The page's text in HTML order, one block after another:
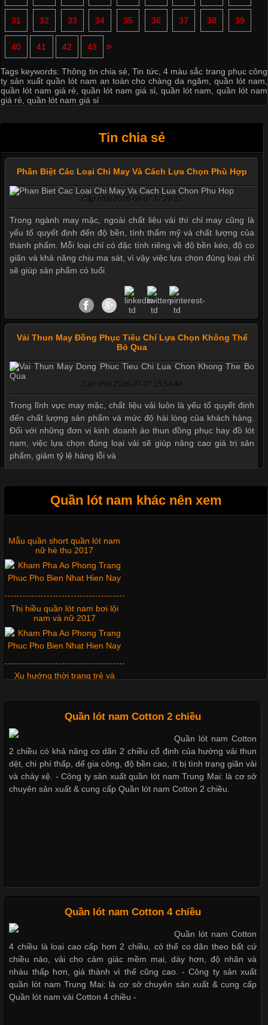
31 32 33 34 35 36 37 38 39
40 41 42 43 »
Tags keywords:Thông tin chia sẻ,Tin tức, 4 màu sắc trang phục công
ty sản xuất quần lót nam an toàn cho chàng da ngăm,quần lót nam,
quần lót nam giá rẻ,quần lót nam giá sỉ, quần lót nam,quần lót nam
giá rẻ, quần lót nam giá sỉ
Tin chia sẻ
Phân Biệt Các Loại Chỉ May Và Cách Lựa Chọn Phù Hợp
Cập nhật 2026-08-07 17:28:11
Trong ngành may mặc, ngoài chất liệu vải thì chỉ may cũng là
yếu tố quyết định đến độ bền, tính thẩm mỹ và chất lượng của
thành phẩm. Mỗi loại chỉ có đặc tính riêng về độ bền kéo, độ co
giãn và khả năng chịu ma sát, vì vậy việc lựa chọn đúng loại chỉ
sẽ giúp sản phẩm có tuổi
Vải Thun May Đồng Phục Tiêu Chí Lựa Chọn Không Thể
Bỏ Qua
Cập nhật 2026-07-07 15:54:44
Trong lĩnh vực may mặc, chất liệu vải luôn là yếu tố quyết định
đến chất lượng sản phẩm và mức độ hài lòng của khách hàng.
Đối với những đơn vị kinh doanh áo thun đồng phục hay đồ lót
nam, việc lựa chọn đúng loại vải sẽ giúp nâng cao giá trị sản
phẩm, giảm tỷ lệ hàng lỗi và
Cập nhật 2026-06-01 16:20:50
nhờ tính tiện dụng, dễ phối đồ và phù hợp với nhiều đối tượng.
Bên cạnh chất liệu và kiểu dáng, phần cổ áo cũng là yếu tố
quan trọng tạo nên phong cách riêng cho từng sản phẩm. Mỗi
loại cổ áo sẽ mang đến một vẻ đẹp khác
Chuộng Hiện Nay
Cập nhật 2026-06-01 14:23:34
Trong môi trường kinh doanh hiện đại, việc xây dựng hình ảnh
chuyên nghiệp đóng vai trò quan trọng đối với sự phát triển của
Vải Lycra Là Gì? Chất Liệu Co Giãn Được Ưa Chuộng Trong
Ngành May Mặc Trong ngành thời trang hiện đại, các loại vải có
khả năng co giãn tốt ngày càng được ưa chuộng nhằm mang lại
cảm giác thoải mái cho người mặc. Trong đó, vải Lycra là một
trong những chất liệu nổi bật nhờ độ đàn hồi cao,
Quần lót nam khác nên xem
Mẫu quần short quần lót nam
nữ hè thu 2017
Thị hiều quần lót nam bơi lội
nam và nữ 2017
Xu hướng thời trang trẻ và
đúng cách
thông dụng hiện nay
Bộ sưu tập quần lót nam Boxer
TpHCM
Quần lót nam Cotton 2 chiều
Quần lót nam Cotton
2 chiều có khả năng co dãn 2 chiều cố định của hướng vải thun
dệt, chi phí thấp, dể gia công, độ bền cao, ít bị tình trạng giãn vải
và chảy xệ. - Công ty sản xuất quần lót nam Trung Mai: là cơ sở
chuyên sản xuất & cung cấp Quần lót nam Cotton 2 chiều.
Quần lót nam Cotton 4 chiều
Quần lót nam Cotton
4 chiều là loại cao cấp hơn 2 chiều, có thể co dãn theo bất cứ
chiều nào, vải cho cảm giác mềm mại, dày hơn, độ nhăn và
nhàu thấp hơn, giá thành vì thế cũng cao. - Công ty sản xuất
quần lót nam Trung Mai: là cơ sở chuyên sản xuất & cung cấp
Quần lót nam vải Cotton 4 chiều -